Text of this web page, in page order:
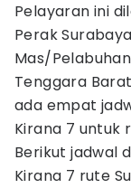
Pelayaran ini
Perak Surabaya
Mas/
Tenggara
ada empat
Kirana 7 untuk
Berikut jadwal
Kirana 7 rute